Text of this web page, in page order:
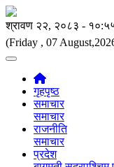
(Friday , 07
गृहपृष्ठ
समाचार
समाचार
राजनीति
समाचार
प्रदेश